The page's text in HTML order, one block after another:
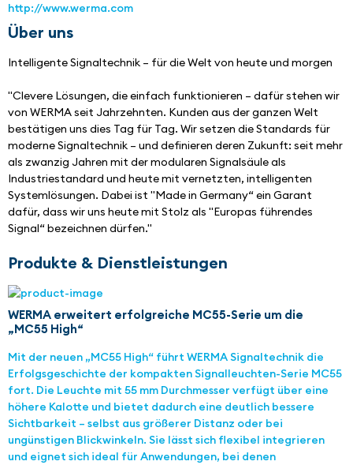
http://www.werma.com
Über uns
Intelligente Signaltechnik – für die Welt von heute und morgen
"Clevere Lösungen, die einfach funktionieren – dafür stehen wir
von WERMA seit Jahrzehnten. Kunden aus der ganzen Welt
bestätigen uns dies Tag für Tag. Wir setzen die Standards für
moderne Signaltechnik – und definieren deren Zukunft: seit mehr
als zwanzig Jahren mit der modularen Signalsäule als
Industriestandard und heute mit vernetzten, intelligenten
Systemlösungen. Dabei ist "Made in Germany“ ein Garant
dafür, dass wir uns heute mit Stolz als "Europas führendes
Signal“ bezeichnen dürfen."
Produkte & Dienstleistungen
WERMA erweitert erfolgreiche MC55-Serie um die
„MC55 High“
Mit der neuen „MC55 High“ führt WERMA Signaltechnik die
Erfolgsgeschichte der kompakten Signalleuchten-Serie MC55
fort. Die Leuchte mit 55 mm Durchmesser verfügt über eine
höhere Kalotte und bietet dadurch eine deutlich bessere
Sichtbarkeit – selbst aus größerer Distanz oder bei
ungünstigen Blickwinkeln. Sie lässt sich flexibel integrieren
und eignet sich ideal für Anwendungen, bei denen